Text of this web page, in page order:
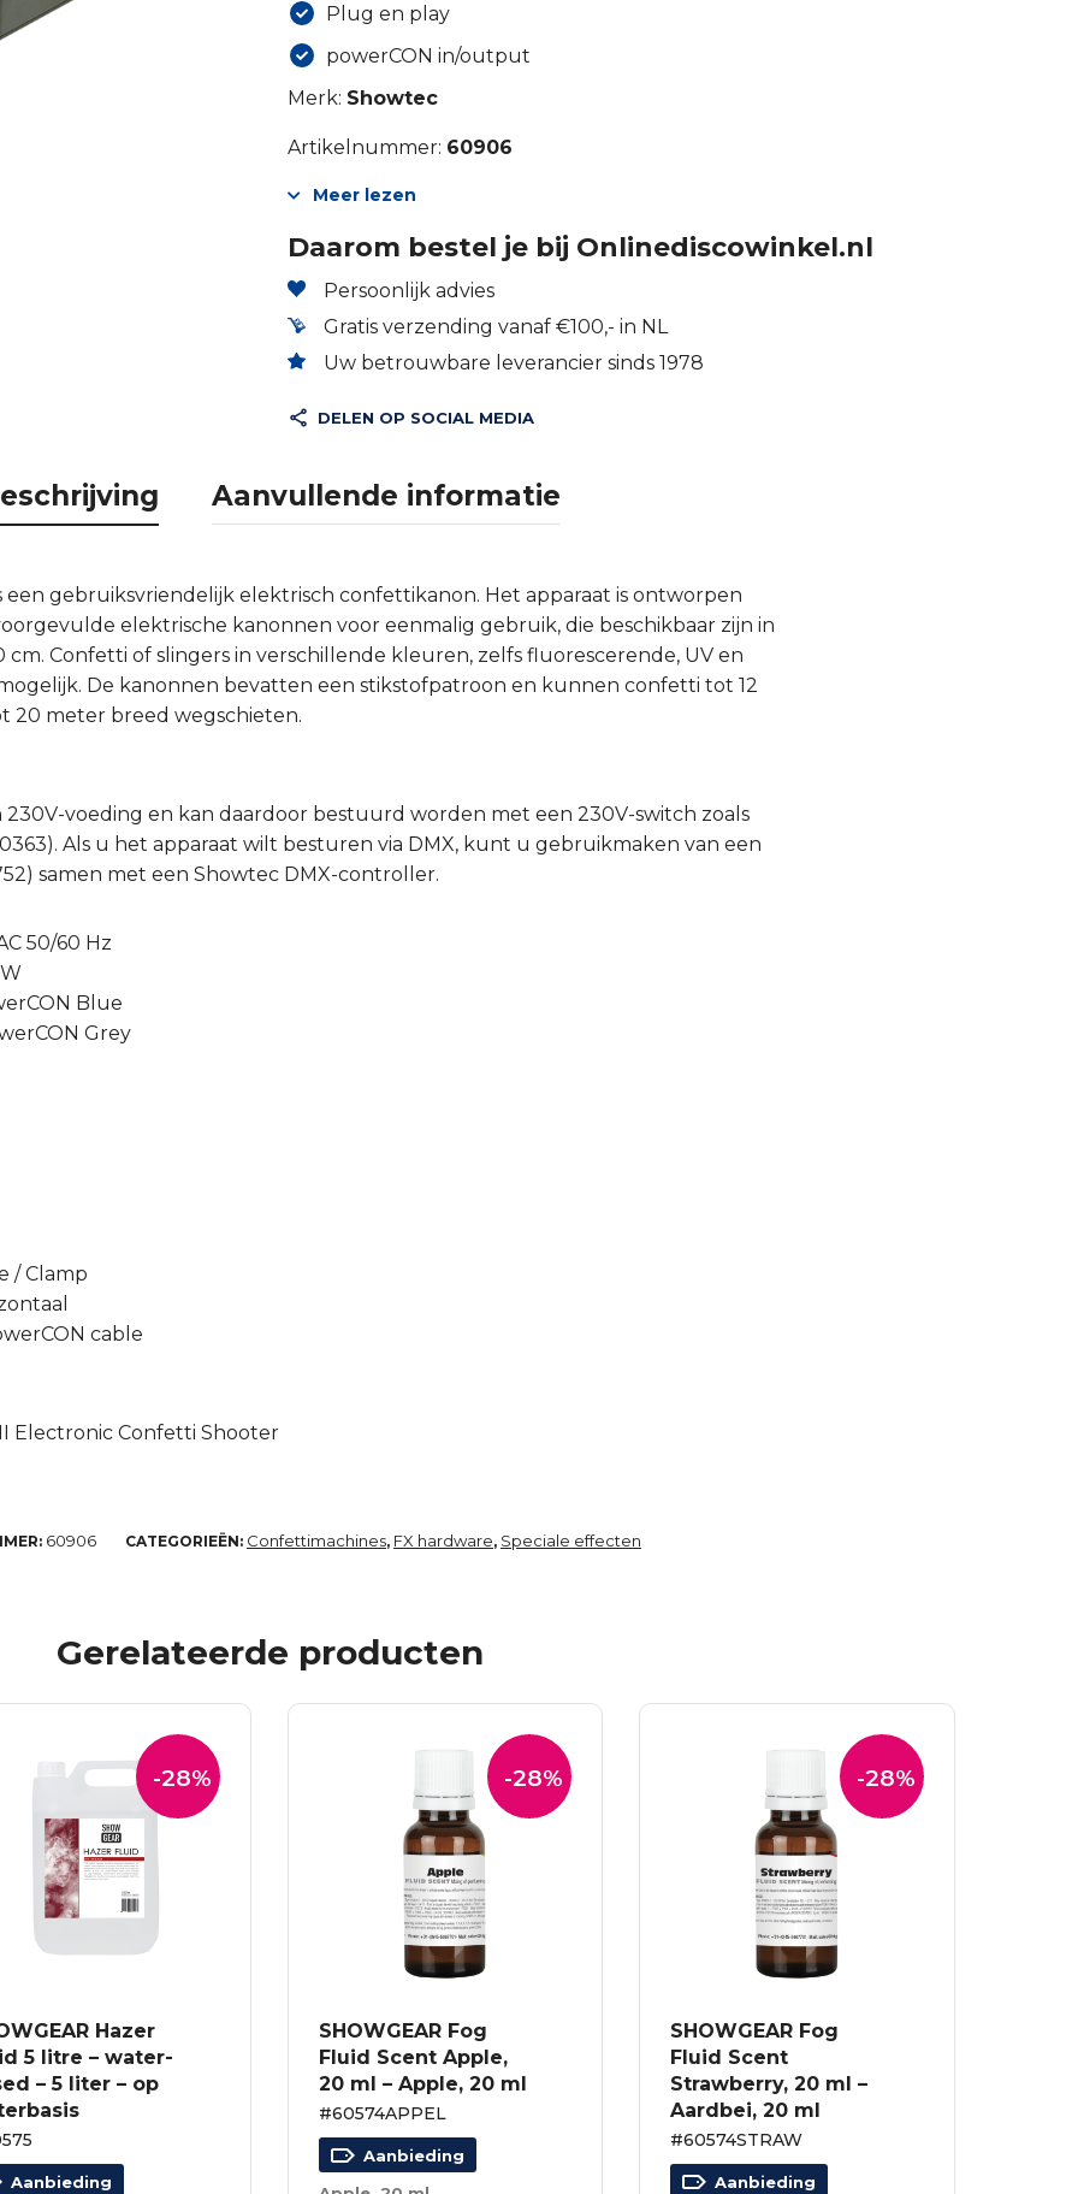
Plug en play
powerCON in/output
Merk: Showtec
Artikelnummer: 60906
Meer lezen
Daarom bestel je bij Onlinediscowinkel.nl
Persoonlijk advies
Gratis verzending vanaf €100,- in NL
Uw betrouwbare leverancier sinds 1978
DELEN OP SOCIAL MEDIA
Aanvullende informatie
een gebruiksvriendelijk elektrisch confettikanon. Het apparaat is ontworpen
elektrische kanonnen voor eenmalig gebruik, die beschikbaar zijn in
Confetti of slingers in verschillende kleuren, zelfs fluorescerende, UV en
De kanonnen bevatten een stikstofpatroon en kunnen confetti tot 12
20 meter breed wegschieten.
230V-voeding en kan daardoor bestuurd worden met een 230V-switch zoals
Als u het apparaat wilt besturen via DMX, kunt u gebruikmaken van een
samen met een Showtec DMX-controller.
50/60 Hz
Blue
Grey
/ Clamp
cable
Electronic Confetti Shooter
60906 CATEGORIEËN: Confettimachines, FX hardware, Speciale effecten
Gerelateerde producten
-28%
Hazer
5 litre – water-
– 5 liter – op
Aanbieding
-28%
SHOWGEAR Fog
Fluid Scent Apple,
20 ml – Apple, 20 ml
#60574APPEL
Aanbieding
-28%
SHOWGEAR Fog
Fluid Scent
Strawberry, 20 ml –
Aardbei, 20 ml
#60574STRAW
Aanbieding